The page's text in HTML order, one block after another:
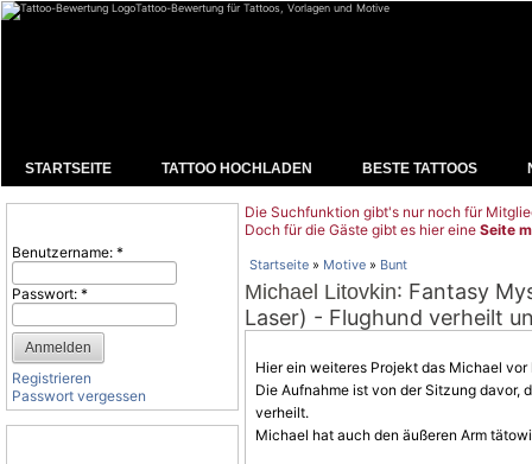
Tattoo-Bewertung für Tattoos, Vorlagen und Motive
STARTSEITE TATTOO HOCHLADEN BESTE TATTOOS
Benutzername: *
Passwort: *
Registrieren
Passwort vergessen
Die Suchfunktion gibt's nur noch für
Doch für die Gäste gibt es hier eine Seite
Startseite » Motive » Bunt
Michael Litovkin: Fantasy
Laser) - Flughund verheilt
Hier ein weiteres Projekt das Michael
Die Aufnahme ist von der Sitzung davor,
verheilt.
Michael hat auch den äußeren Arm